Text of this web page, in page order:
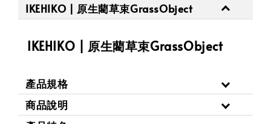
IKEHIKO | 原生藺草束GrassObject
IKEHIKO | 原生藺草束GrassObject
產品規格
商品說明